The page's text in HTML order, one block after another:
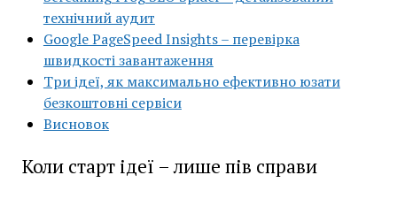
технічний аудит
Google PageSpeed Insights – перевірка
швидкості завантаження
Три ідеї, як максимально ефективно юзати
безкоштовні сервіси
Висновок
Коли старт ідеї – лише пів справи